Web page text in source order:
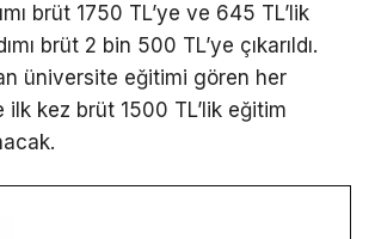
brüt 1750 TL’ye ve 645 TL’lik
brüt 2 bin 500 TL’ye çıkarıldı.
üniversite eğitimi gören her
ilk kez brüt 1500 TL’lik eğitim